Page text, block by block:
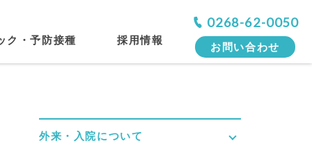
ク・予防接種 採用情報
0268-62-0050
お問い合わせ
外来・入院について